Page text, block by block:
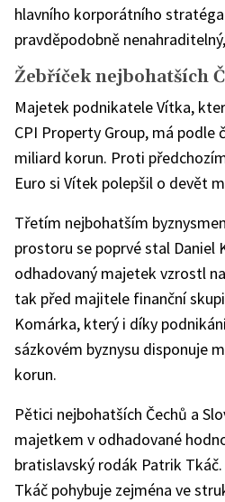
hlavního korporátního
pravděpodobně
Žebříček nejbohatších
Majetek podnikatele Vítka,
CPI Property Group, má podle
miliard korun. Proti
Euro si Vítek polepšil o devět
Třetím nejbohatším
prostoru se poprvé stal Daniel
odhadovaný majetek vzrostl
tak před majitele finanční
Komárka, který i díky
sázkovém byznysu disponuje
korun.
Pětici nejbohatších Čechů a
majetkem v odhadované
bratislavský rodák Patrik
Tkáč pohybuje zejména ve